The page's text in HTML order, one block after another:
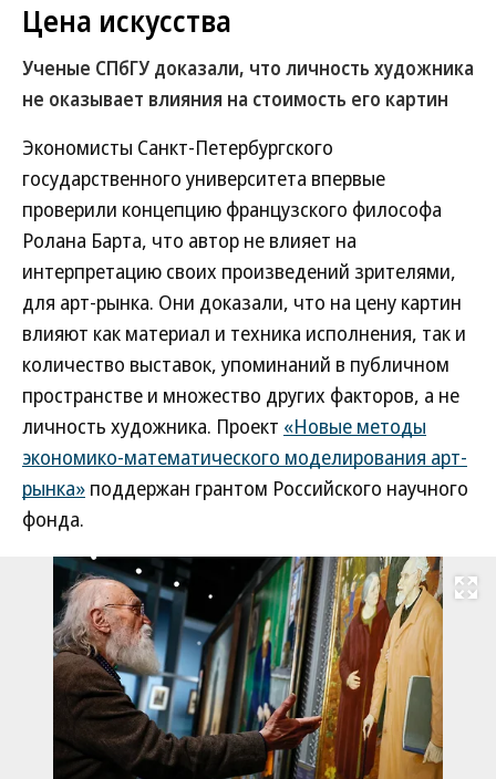
Цена искусства
Ученые СПбГУ доказали, что личность художника
не оказывает влияния на стоимость его картин
Экономисты Санкт-Петербургского
государственного университета впервые
проверили концепцию французского философа
Ролана Барта, что автор не влияет на
интерпретацию своих произведений зрителями,
для арт-рынка. Они доказали, что на цену картин
влияют как материал и техника исполнения, так и
количество выставок, упоминаний в публичном
пространстве и множество других факторов, а не
личность художника. Проект «Новые методы
экономико-математического моделирования арт-
рынка» поддержан грантом Российского научного
фонда.
Развернуть